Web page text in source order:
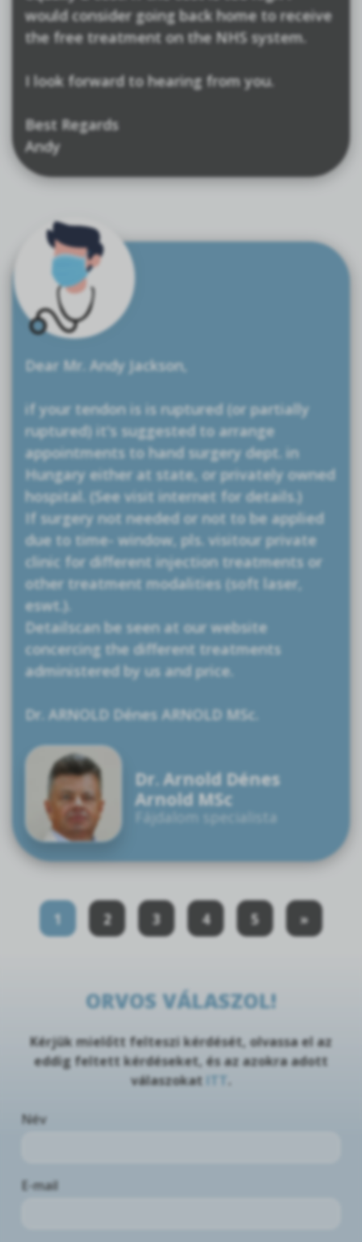
would consider going back home to receive
the free treatment on the NHS system.
I look forward to hearing from you.
Best Regards
Andy
Dear Mr. Andy Jackson,
if your tendon is is ruptured (or partially
ruptured) it's suggested to arrange
appointments to hand surgery dept. in
Hungary either at state, or privately owned
hospital. (See visit internet for details.)
If surgery not needed or not to be applied
due to time- window, pls. visitour private
clinic for different injection treatments or
other treatment modalities (soft laser,
eswt.).
Detailscan be seen at our website
concercing the different treatments
administered by us and price.
Dr. ARNOLD Dénes ARNOLD MSc.
Dr. Arnold Dénes
Arnold MSc
Fájdalom specialista
1 2 3 4 5 »
ORVOS VÁLASZOL!
Kérjük mielőtt felteszi kérdését, olvassa el az
eddig feltett kérdéseket, és az azokra adott
válaszokat
Név
E-mail